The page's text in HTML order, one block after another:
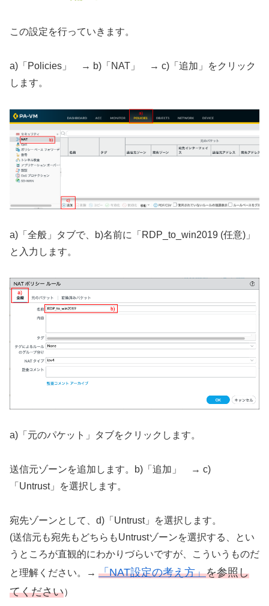
この設定を行っていきます。
a)「Policies」 → b)「NAT」 → c)「追加」をクリック
します。
a)「全般」タブで、b)名前に「RDP_to_win2019 (任意)」
と入力します。
a)「元のパケット」タブをクリックします。
送信元ゾーンを追加します。b)「追加」 → c)
「Untrust」を選択します。
宛先ゾーンとして、d)「Untrust」を選択します。
(送信元も宛先もどちらもUntrustゾーンを選択する、とい
うところが直観的にわかりづらいですが、こういうものだ
と理解ください。→ 「NAT設定の考え方」を参照し
てください）